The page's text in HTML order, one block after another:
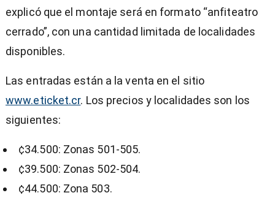
explicó que el montaje será en formato “anfiteatro
cerrado”, con una cantidad limitada de localidades
disponibles.
Las entradas están a la venta en el sitio
www.eticket.cr. Los precios y localidades son los
siguientes:
¢34.500: Zonas 501-505.
¢39.500: Zonas 502-504.
¢44.500: Zona 503.